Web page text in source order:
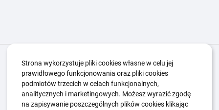
Igrzyska Paralimpijskie O nas
Kwalifikacje ZSK
Kluby Aktualności
Edukacja
Guttmanny Kontakt
Strona wykorzystuje pliki cookies własne w celu jej
prawidłowego funkcjonowania oraz pliki cookies
podmiotów trzecich w celach funkcjonalnych,
analitycznych i marketingowych. Możesz wyrazić zgodę
na zapisywanie poszczególnych plików cookies klikając